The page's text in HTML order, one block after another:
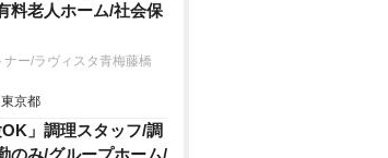
料老人ホーム/社会保
ー/ラヴィスタ青梅藤橋
京都
OK」調理スタッフ/調
のみ/グループホーム/